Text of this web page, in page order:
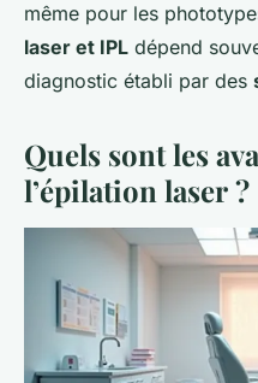
même pour les
laser et IPL dépend
diagnostic établi par des
Quels sont les
l’épilation laser ?